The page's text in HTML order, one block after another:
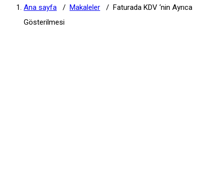
Ana sayfa / Makaleler / Faturada KDV ‘nin Ayrıca
Gösterilmesi